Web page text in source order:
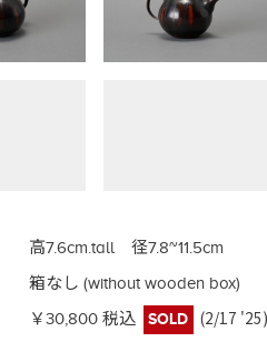
高7.6cm.tall 径7.8~11.5cm
箱なし (without wooden box)
￥30,800 税込
SOLD (2/17 '25)